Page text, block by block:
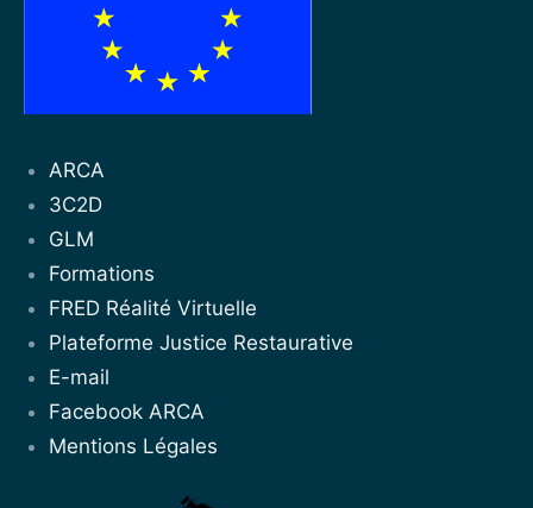
ARCA
3C2D
GLM
Formations
FRED Réalité Virtuelle
Plateforme Justice Restaurative
E-mail
Facebook ARCA
Mentions Légales